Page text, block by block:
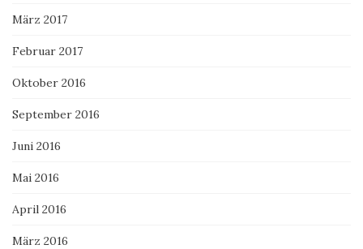
März 2017
Februar 2017
Oktober 2016
September 2016
Juni 2016
Mai 2016
April 2016
März 2016